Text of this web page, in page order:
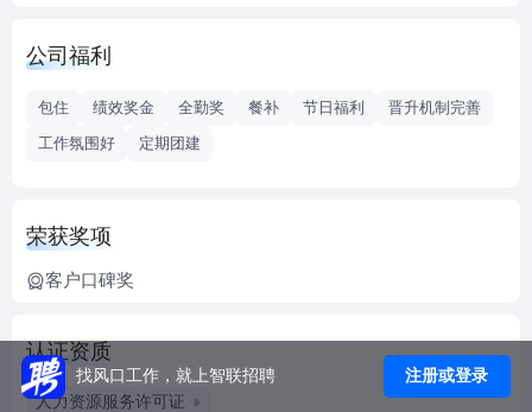
12315、中央编制办公室客服），互联网（百度、余额宝、去
分、华夏）等。地区由北京辐射全国济南、昆山、广州、南
百思特公司下设4个事业部：电话商务部门、网络部门、联信
部门、信息中心。
公司总部：
工作地点一：北京市海淀区北四环中路251号北京科技大学会
议中心院内会议楼3层
公司福利
包住 绩效奖金 全勤奖 餐补 节日福利
晋升机制完善
工作氛围好
定期团建
荣获奖项
客户口碑奖
认证资质
人力资源服务许可证
找风口工作，就上智联招聘 注册或登录